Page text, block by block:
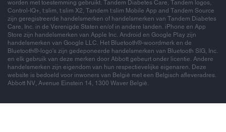
worden met toestemming gebruikt. Tandem Diabetes Care, Tandem logos,
Control-IQ+, t:slim, t:slim X2, Tandem t:slim Mobile App and Tandem Source
zijn geregistreerde handelsmerken of handelsmerken van Tandem Diabetes
Care, Inc. in de Verenigde Staten en/of in andere landen. iPhone en App
Store zijn handelsmerken van Apple Inc. Android en Google Play zijn
handelsmerken van Google LLC. Het Bluetooth®-woordmerk en de
Bluetooth®-logo's zijn gedeponeerde handelsmerken van Bluetooth SIG, Inc.
en elk gebruik van deze merken door Abbott gebeurt onder licentie. Andere
handelsmerken zijn eigendom van hun respectievelijke eigenaren. Deze
website is bedoeld voor inwoners van België met een Belgisch afleveradres.
Abbott NV, Avenue Einstein 14, 1300 Waver België.